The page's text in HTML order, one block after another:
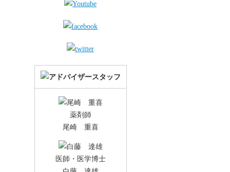
薬剤師
尾崎 重喜
医師・医学博士